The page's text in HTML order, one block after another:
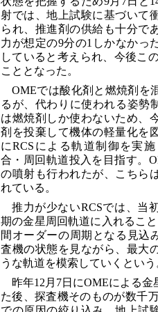
射では、地上試験に基づいて
られ、推進剤の供給も十分で
力が想定の9分の1しかなかっ
していると考えられ、今後こ
こととなった。
OMEでは酸化剤と燃焼剤を
るが、代わりに使われる姿勢
は燃焼剤しか使わないため、
剤を投棄して機体の軽量化を
にRCSによる軌道制御を実
合・周回軌道投入を目指す。
の噴射も行われたが、こちら
れている。
推力が少ないRCSでは、当
期の金星周回軌道に入れるこ
間オーダーの周期となる見込
査機の状態を見ながら、最大
うな軌道を模索していくという
昨年12月7日にOMEによる
た後、探査機そのものが数千